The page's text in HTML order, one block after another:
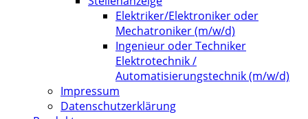
Elektriker/Elektroniker oder
Mechatroniker (m/w/d)
Ingenieur oder Techniker
Elektrotechnik /
Automatisierungstechnik (m/w/d)
Impressum
Datenschutzerklärung